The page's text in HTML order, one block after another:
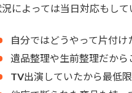
によっては当日対応もして
自分ではどうやって片付け
遺品整理や生前整理だから
TV出演していたから最低